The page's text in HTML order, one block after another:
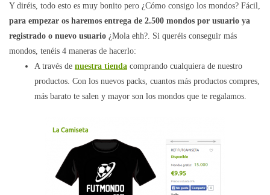
Y diréis, todo esto es muy bonito pero ¿Cómo consigo los mondos? Fácil,
para empezar os haremos entrega de 2.500 mondos por usuario ya
registrado o nuevo usuario ¿Mola ehh?. Si queréis conseguir más
mondos, tenéis 4 maneras de hacerlo:
A través de nuestra tienda comprando cualquiera de nuestro
productos. Con los nuevos packs, cuantos más productos compres,
más barato te salen y mayor son los mondos que te regalamos.